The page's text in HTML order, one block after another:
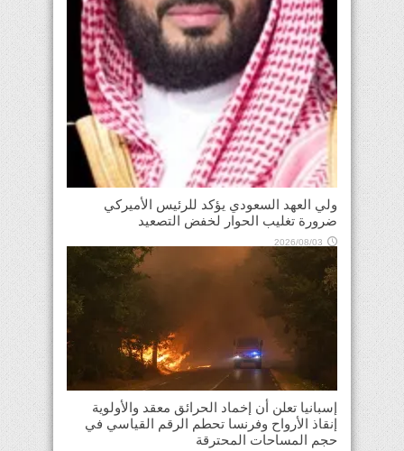
ولي العهد السعودي يؤكد للرئيس الأميركي
ضرورة تغليب الحوار لخفض التصعيد
2026/08/03
إسبانيا تعلن أن إخماد الحرائق معقد والأولوية
إنقاذ الأرواح وفرنسا تحطم الرقم القياسي في
حجم المساحات المحترقة